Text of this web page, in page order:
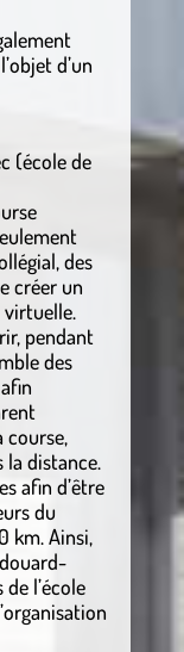
d’un
(école de
des
créer un
pendant
des
course,
la distance.
afin d’être
du
km. Ainsi,
l’école